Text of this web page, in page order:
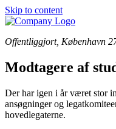
Skip to content
Offentliggjort, København
Modtagere af
Der har igen i år været stor
ansøgninger og
hovedlegaterne.